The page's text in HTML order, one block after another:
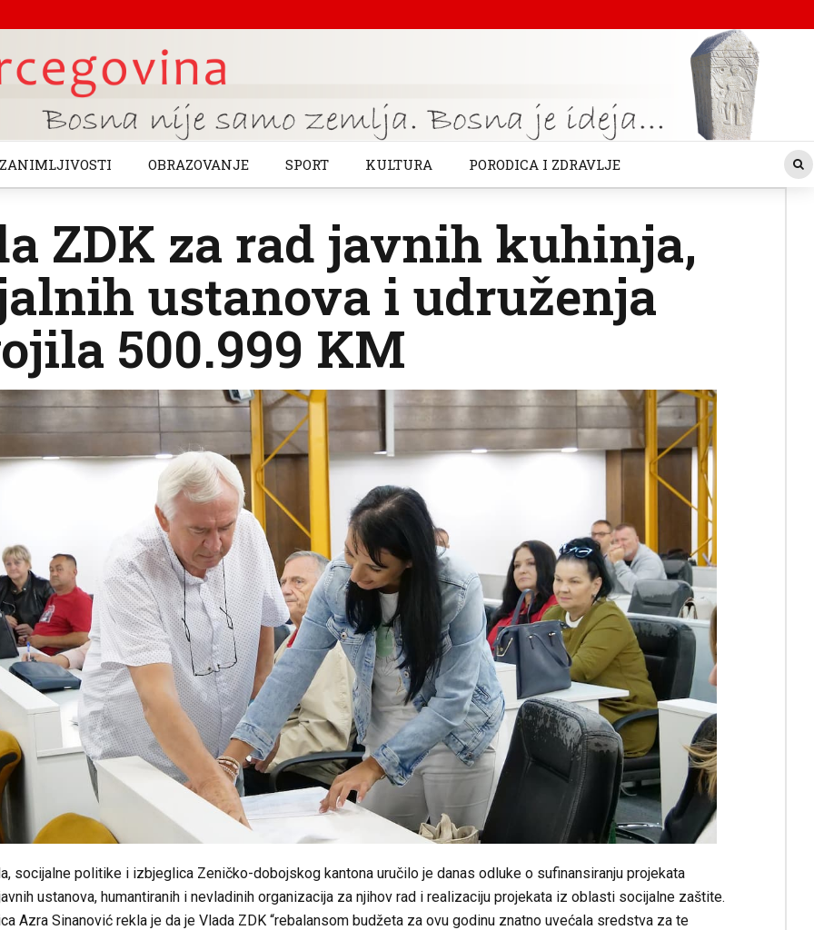
ZANIMLJIVOSTI OBRAZOVANJE SPORT KULTURA PORODICA I ZDRAVLJE
ZDK za rad javnih kuhinja,
ustanova i udruženja
500.999 KM
socijalne politike i izbjeglica Zeničko-dobojskog kantona uručilo je danas odluke o sufinansiranju projekata
ustanova, humantiranih i nevladinih organizacija za njihov rad i realizaciju projekata iz oblasti socijalne zaštite.
Azra Sinanović rekla je da je Vlada ZDK “rebalansom budžeta za ovu godinu znatno uvećala sredstva za te